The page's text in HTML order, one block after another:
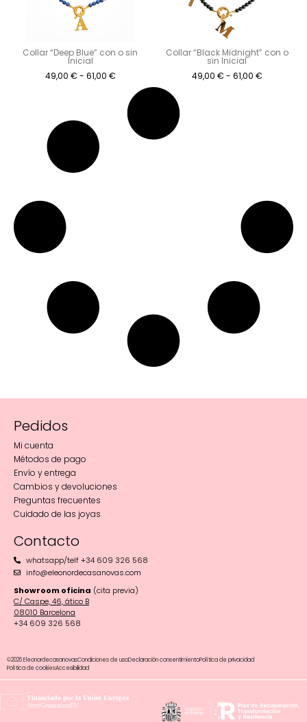
Collar “Deep Blue” con o sin
Inicial
49,00 € - 61,00 €
Collar “Black Midnight” con o
sin Inicial
49,00 € - 61,00 €
Pedidos
Mi cuenta
Métodos de pago
Envío y entrega
Cambios y devoluciones
Preguntas frecuentes
Cuidado de las joyas
Contacto
whatsapp/telf +34 609 326 568
info@eleonordecasanovas.com
Showroom oficina (cita previa)
C/ Caspe, 46, ático B
08010 Barcelona‬
+34 609 326 568
©2026 EleonordecasanovasCondiciones de usoDeclaración consentimientoPolítica de privacidad
Política de cookiesAccesibilidad